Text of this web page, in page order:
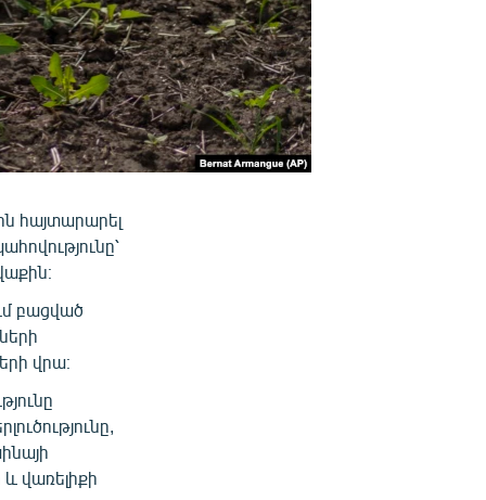
հայտարարել
բացված
վրա։
վառելիքի